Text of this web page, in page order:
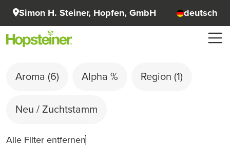
Simon H. Steiner, Hopfen, GmbH deutsch
Aroma (6) Alpha % Region (1)
Neu / Zuchtstamm
Alle Filter entfernen